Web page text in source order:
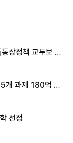
상정책 교두보 활
개 과제 180억 지
선정